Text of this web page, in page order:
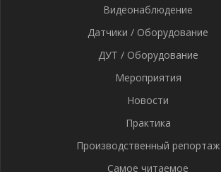
Видеонаблюдение
Датчики / Оборудование
ДУТ / Оборудование
Мероприятия
Новости
Практика
Производственный репортаж
Самое читаемое